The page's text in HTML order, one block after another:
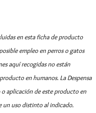
en esta ficha de producto
empleo en perros o gatos
aquí recogidas no están
en humanos. La Despensa
o aplicación de este producto en
un uso distinto al indicado.